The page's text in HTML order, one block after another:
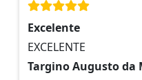
Excelente
EXCELENTE
Targino Augusto da